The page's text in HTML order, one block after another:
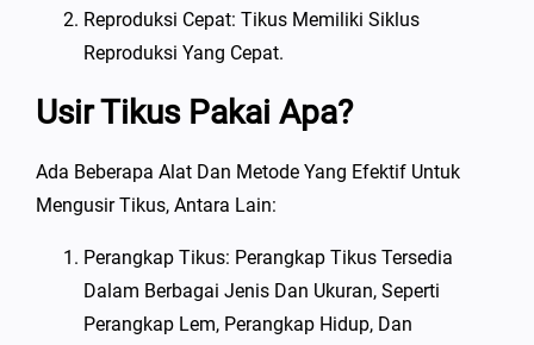
Reproduksi Cepat: Tikus Memiliki Siklus
Reproduksi Yang Cepat.
Usir Tikus Pakai Apa?
Ada Beberapa Alat Dan Metode Yang Efektif Untuk
Mengusir Tikus, Antara Lain:
Perangkap Tikus: Perangkap Tikus Tersedia
Dalam Berbagai Jenis Dan Ukuran, Seperti
Perangkap Lem, Perangkap Hidup, Dan